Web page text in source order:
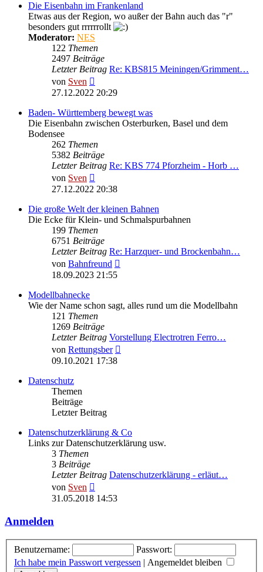
Die Eisenbahn im Frankenland
Etwas aus der Region, wo außer der Bahn auch das "r"
besonders gut rrrrrrollt
Moderator: NES
122 Themen
2497 Beiträge
Letzter Beitrag Re: KBS815 Meiningen/Grimment…
von Sven
Beitrag
27.12.2022 20:29
Baden- Württemberg bewegt was
Die Eisenbahn zwischen Osterburken, Basel und dem
Bodensee
262 Themen
5382 Beiträge
Letzter Beitrag Re: KBS 774 Pforzheim - Horb …
von Sven
Beitrag
27.12.2022 20:38
Die große Welt der kleinen Bahnen
Die Ecke für Klein- und Schmalspurbahnen
199 Themen
6751 Beiträge
Letzter Beitrag Re: Harzquer- und Brockenbahn…
von Bahnfreund
18.09.2023 21:55
Modellbahnecke
Wie der Name schon sagt, alles rund um die Modellbahn
121 Themen
1269 Beiträge
Letzter Beitrag Vorstellung Electrotren Ferro…
von Rettungsber
09.10.2021 17:38
Datenschutz
Themen
Beiträge
Letzter Beitrag
Datenschutzerklärung & Co
Links zur Datenschutzerklärung usw.
3 Themen
3 Beiträge
Letzter Beitrag Datenschutzerklärung - erläut…
von Sven
Beitrag
31.05.2018 14:53
Anmelden
Benutzername:
Passwort:
Ich habe mein Passwort vergessen | Angemeldet bleiben